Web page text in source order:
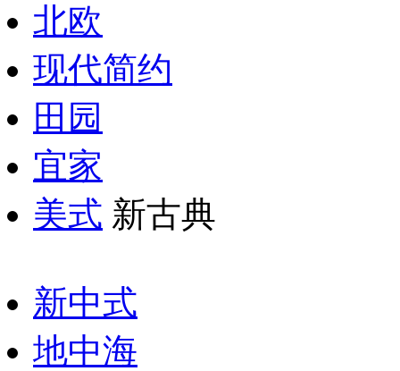
北欧
现代简约
田园
宜家
美式 新古典
新中式
地中海